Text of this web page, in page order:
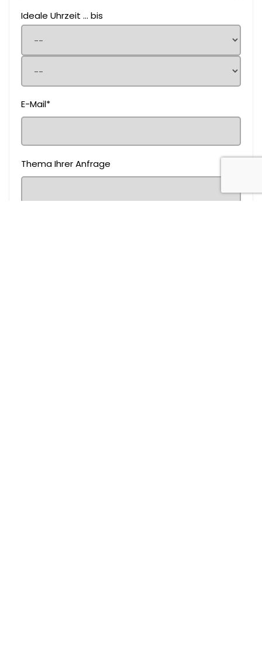
Ideale Uhrzeit ... bis
E-Mail*
Thema Ihrer Anfrage